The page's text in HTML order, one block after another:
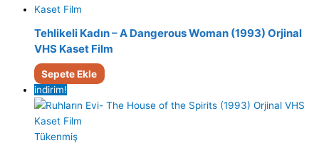
Tehlikeli Kadın – A Dangerous Woman (1993) Orjinal
VHS Kaset Film
Sepete Ekle
indirim!
Tükenmiş